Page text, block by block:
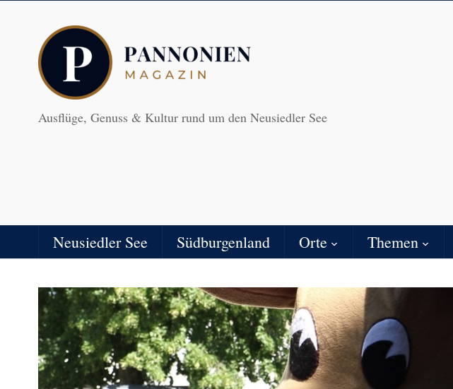
Ausflüge, Genuss & Kultur rund um den Neusiedler See
Neusiedler See Südburgenland Orte Themen